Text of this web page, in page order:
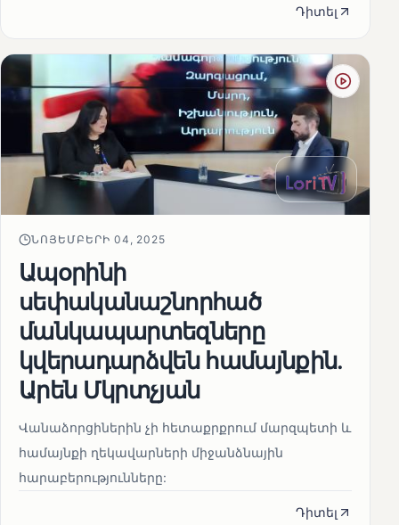
Դիտել
ՆՈՅԵՄԲԵՐԻ 04, 2025
Ապօրինի
սեփականաշնորհած
մանկապարտեզները
կվերադարձվեն համայնքին.
Արեն Մկրտչյան
Վանաձորցիներին չի հետաքրքրում մարզպետի և
համայնքի ղեկավարների միջանձնային
հարաբերությունները:
Դիտել